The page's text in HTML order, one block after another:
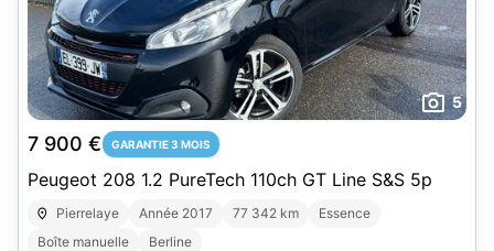
5
7 900 € GARANTIE 3 MOIS
Peugeot 208 1.2 PureTech 110ch GT Line S&S 5p
Pierrelaye Année 2017 77 342 km
Essence
Boîte manuelle
Berline